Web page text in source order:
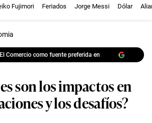
Fujimori Feriados Jorge Messi Dólar
Comercio como fuente preferida en
son los impactos en
y los desafíos?